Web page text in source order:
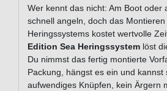
Wer kennt das nicht: Am Boot oder
schnell angeln, doch das
Heringssystems kostet wertvolle
Edition Sea Heringssystem löst
Du nimmst das fertig montierte
Packung, hängst es ein und kannst
aufwendiges Knüpfen, kein Ärgern